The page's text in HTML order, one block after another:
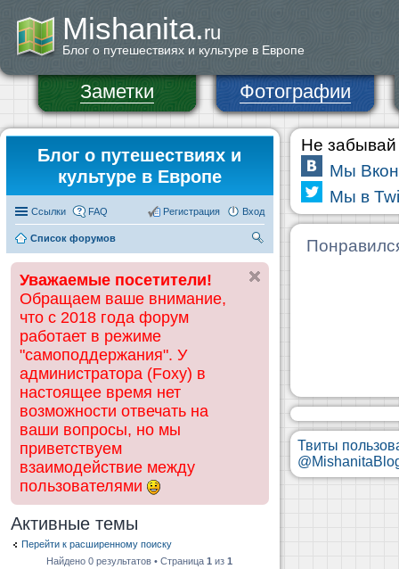
Mishanita.ru
Блог о путешествиях и культуре в Европе
Заметки Фотографии
Блог о путешествиях и
культуре в Европе
Ссылки FAQ Вход
Регистрация
Список форумов
ск
Уважаемые посетители!
Обращаем ваше внимание,
что с 2018 года форум
работает в режиме
"самоподдержания". У
администратора (Foxy) в
настоящее время нет
возможности отвечать на
ваши вопросы, но мы
приветствуем
взаимодействие между
пользователями
Активные темы
Перейти к расширенному поиску
Найдено 0 результатов • Страница1 из1
Не забывай
Мы
Мы в
Твиты